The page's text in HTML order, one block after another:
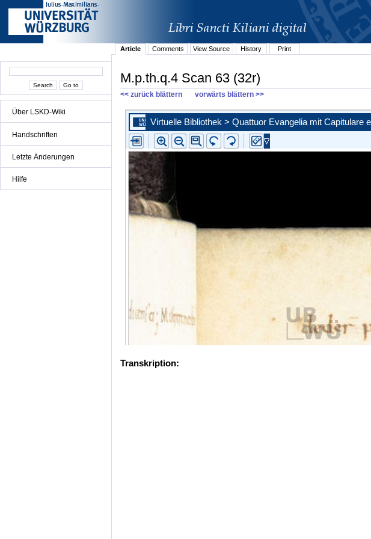
Über LSKD-Wiki
Handschriften
Letzte Änderungen
Hilfe
Article
Comments View Source History Print
M.p.th.q.4 Scan 63 (32r)
<< zurück blättern vorwärts blättern >>
Transkription: